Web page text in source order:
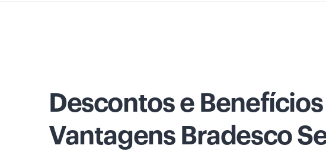
Descontos e
Vantagens Bradesco